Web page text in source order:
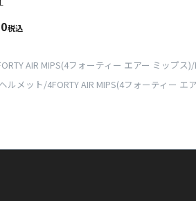
税込
AIR MIPS(4フォーティー エアー ミップス)/
ルメット/4FORTY AIR MIPS(4フォーティー エ